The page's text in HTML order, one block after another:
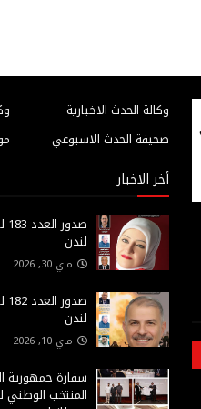
وكالة الحدث الاخبارية
صحيفة الحدث الاسبوعي
أخر الاخبار
لندن
ماي 30, 2026
لندن
ماي 10, 2026
سفارة جمهورية
المنتخب الوطني